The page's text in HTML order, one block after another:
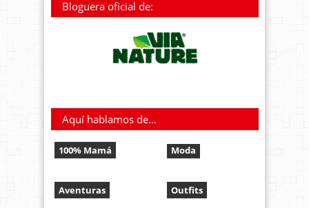
Bloguera oficial de:
Aquí hablamos de…
100% Mamá
Aventuras
Moda
Outfits